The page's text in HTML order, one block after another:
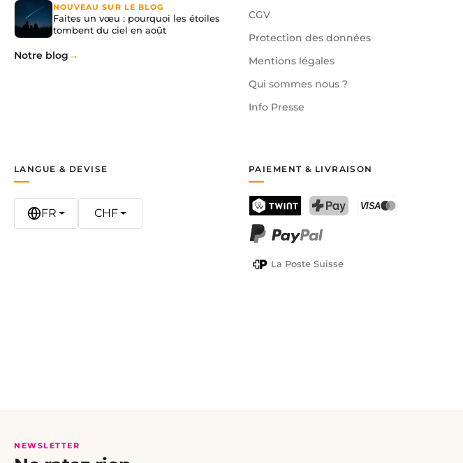
NOUVEAU SUR LE BLOG
Faites un vœu : pourquoi les étoiles
tombent du ciel en août
Notre blog
CGV
Protection des données
Mentions légales
Qui sommes nous ?
Info Presse
PAIEMENT & LIVRAISON
TWINT
La Poste Suisse
LANGUE & DEVISE
FR CHF
NEWSLETTER